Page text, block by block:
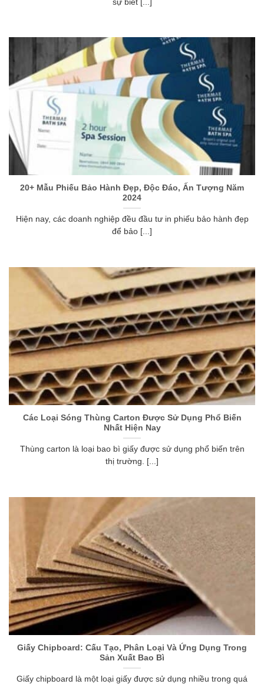
sự biết [...]
20+ Mẫu Phiếu Bảo Hành Đẹp, Độc Đáo, Ấn Tượng Năm
2024
Hiện nay, các doanh nghiệp đều đầu tư in phiếu bảo hành đẹp
để bảo [...]
Các Loại Sóng Thùng Carton Được Sử Dụng Phổ Biến
Nhất Hiện Nay
Thùng carton là loại bao bì giấy được sử dụng phổ biến trên
thị trường. [...]
Giấy Chipboard: Cấu Tạo, Phân Loại Và Ứng Dụng Trong
Sản Xuất Bao Bì
Giấy chipboard là một loại giấy được sử dụng nhiều trong quá